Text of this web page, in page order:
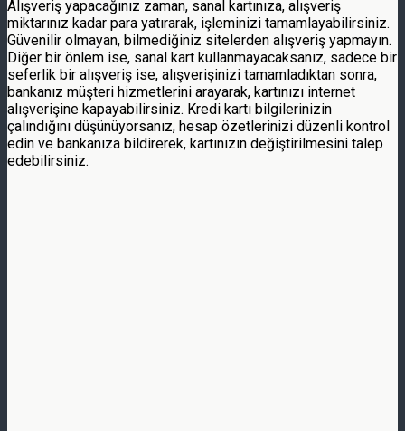
Alışveriş yapacağınız zaman, sanal kartınıza, alışveriş
miktarınız kadar para yatırarak, işleminizi tamamlayabilirsiniz.
Güvenilir olmayan, bilmediğiniz sitelerden alışveriş yapmayın.
Diğer bir önlem ise, sanal kart kullanmayacaksanız, sadece bir
seferlik bir alışveriş ise, alışverişinizi tamamladıktan sonra,
bankanız müşteri hizmetlerini arayarak, kartınızı internet
alışverişine kapayabilirsiniz. Kredi kartı bilgilerinizin
çalındığını düşünüyorsanız, hesap özetlerinizi düzenli kontrol
edin ve bankanıza bildirerek, kartınızın değiştirilmesini talep
edebilirsiniz.